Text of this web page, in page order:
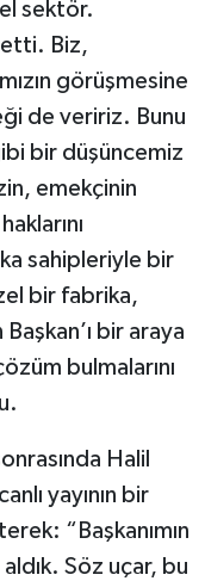
sektör.
Biz,
görüşmesine
de veririz. Bunu
bir düşüncemiz
emekçinin
sahipleriyle bir
bir fabrika,
bir araya
bulmalarını
Halil
yayının bir
“Başkanımın
Söz uçar, bu